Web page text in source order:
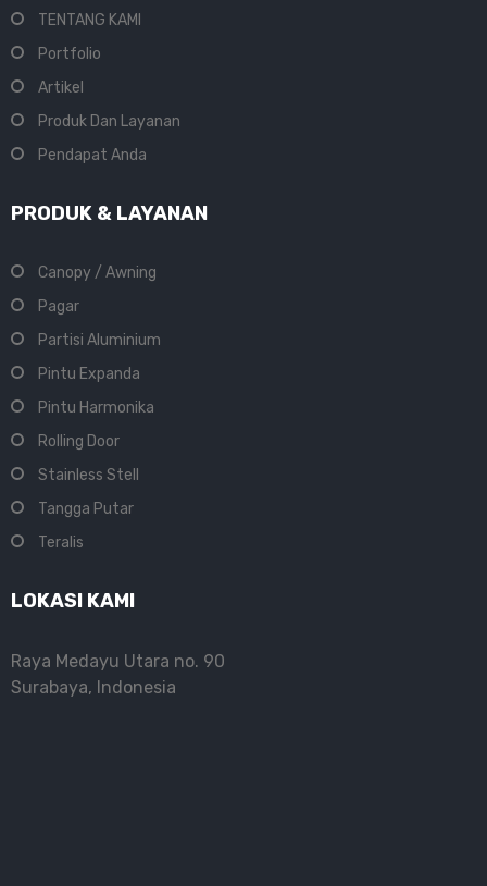
TENTANG KAMI
Portfolio
Artikel
Produk Dan Layanan
Pendapat Anda
PRODUK & LAYANAN
Canopy / Awning
Pagar
Partisi Aluminium
Pintu Expanda
Pintu Harmonika
Rolling Door
Stainless Stell
Tangga Putar
Teralis
LOKASI KAMI
Raya Medayu Utara no. 90
Surabaya, Indonesia